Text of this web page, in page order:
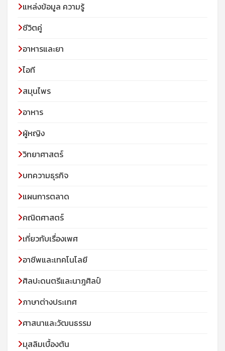
แหล่งข้อมูล ความรู้
ชีวิตคู่
อาหารและยา
ไอที
สมุนไพร
อาหาร
ผู้หญิง
วิทยาศาสตร์
บทความธุรกิจ
แผนการตลาด
คณิตศาสตร์
เกี่ยวกับเรื่องเพศ
อาชีพและเทคโนโลยี
ศิลปะดนตรีและนาฎศิลป์
ภาษาต่างประเทศ
ศาสนาและวัฒนธรรม
มุสลิมเบื้องต้น